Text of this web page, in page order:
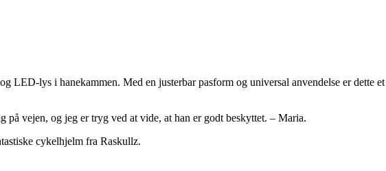
lys i hanekammen. Med en justerbar pasform og universal anvendelse er dette
vejen, og jeg er tryg ved at vide, at han er godt beskyttet. – Maria.
cykelhjelm fra Raskullz.